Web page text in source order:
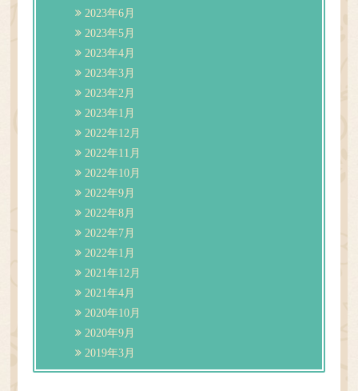
2023年6月
2023年5月
2023年4月
2023年3月
2023年2月
2023年1月
2022年12月
2022年11月
2022年10月
2022年9月
2022年8月
2022年7月
2022年1月
2021年12月
2021年4月
2020年10月
2020年9月
2019年3月